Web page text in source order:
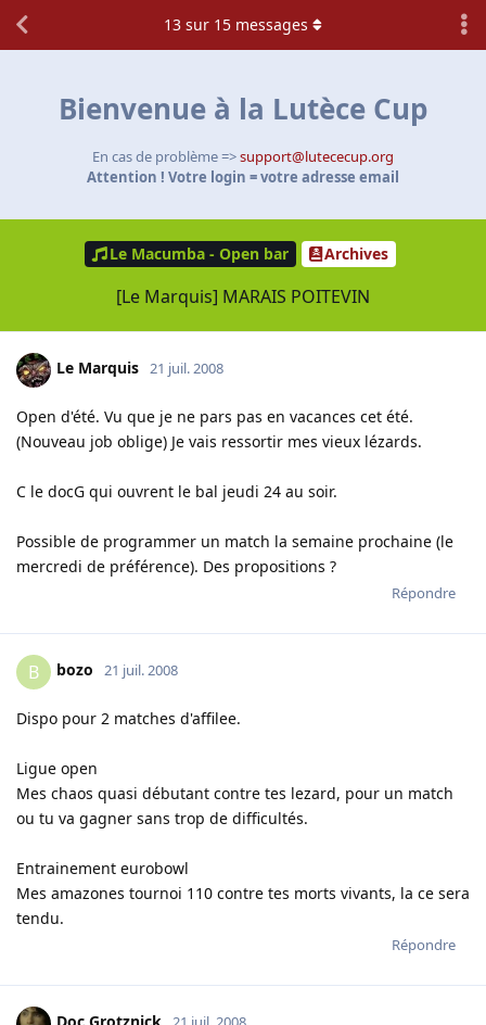
Bienvenue à la Lutèce Cup
En cas de problème =>support@lutececup.org
Attention ! Votre login = votre adresse email
Le Macumba - Open bar Archives
[Le Marquis] MARAIS POITEVIN
13 sur 15 messages
Le Marquis 21 juil. 2008
Open d'été. Vu que je ne pars pas en vacances cet été.
(Nouveau job oblige) Je vais ressortir mes vieux lézards.
C le docG qui ouvrent le bal jeudi 24 au soir.
Possible de programmer un match la semaine prochaine (le
mercredi de préférence). Des propositions ?
Répondre
B bozo 21 juil. 2008
Dispo pour 2 matches d'affilee.
Ligue open
Mes chaos quasi débutant contre tes lezard, pour un match
ou tu va gagner sans trop de difficultés.
Entrainement eurobowl
Mes amazones tournoi 110 contre tes morts vivants, la ce sera
tendu.
Répondre